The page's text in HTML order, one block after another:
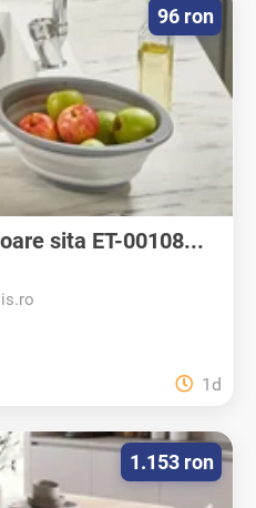
sita ET-00108...
96 ron
1d
1.153 ron